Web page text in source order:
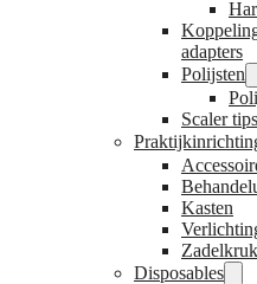
adapters
Polijsten
Scaler tips
Kasten
Disposables